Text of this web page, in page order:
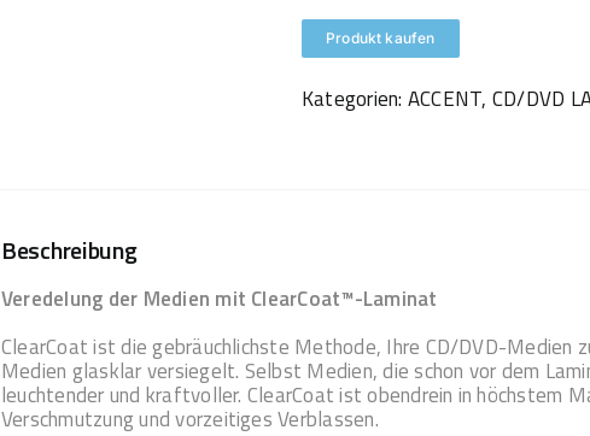
Produkt kaufen
Kategorien: ACCENT, CD/DVD
Beschreibung
Veredelung der Medien mit ClearCoat™-Laminat
ClearCoat ist die gebräuchlichste Methode, Ihre CD/DVD-Medien
Medien glasklar versiegelt. Selbst Medien, die schon vor dem
leuchtender und kraftvoller. ClearCoat ist obendrein in höchstem
Verschmutzung und vorzeitiges Verblassen.